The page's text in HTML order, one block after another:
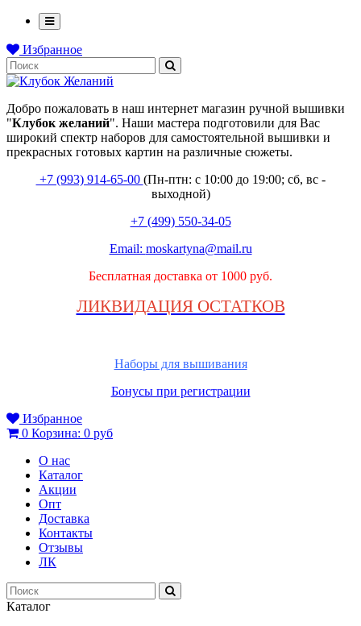
Избранное
Добро пожаловать в наш интернет магазин ручной вышивки
"Клубок желаний". Наши мастера подготовили для Вас
широкий спектр наборов для самостоятельной вышивки и
прекрасных готовых картин на различные сюжеты.
+7 (993) 914-65-00 (Пн-птн: с10:00 до 19:00; сб, вс -
выходной)
+7 (499) 550-34-05
Email: moskartyna@mail.ru
Бесплатная доставка от 1000 руб.
ЛИКВИДАЦИЯ ОСТАТКОВ
Наборы для вышивания
Бонусы при регистрации
Избранное
0 Корзина: 0 руб
О нас
Каталог
Акции
Опт
Доставка
Контакты
Отзывы
ЛК
Каталог